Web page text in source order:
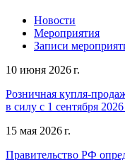
Новости
Мероприятия
Записи
10 июня 2026 г.
Розничная купля-
в силу с 1 сентября 2026
15 мая 2026 г.
Правительство РФ